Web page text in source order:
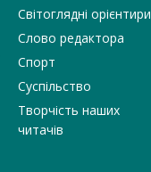
Світоглядні орієнтири
Слово редактора
Спорт
Суспільство
Творчість наших
читачів